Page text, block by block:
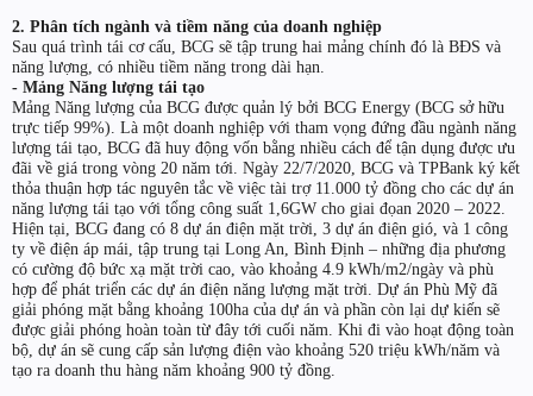
2. Phân tích ngành và tiềm năng của doanh nghiệp
Sau quá trình tái cơ cấu, BCG sẽ tập trung hai mảng chính đó là BĐS và
năng lượng, có nhiều tiềm năng trong dài hạn.
- Mảng Năng lượng tái tạo
Mảng Năng lượng của BCG được quản lý bởi BCG Energy (BCG sở hữu
trực tiếp 99%). Là một doanh nghiệp với tham vọng đứng đầu ngành năng
lượng tái tạo, BCG đã huy động vốn bằng nhiều cách để tận dụng được ưu
đãi về giá trong vòng 20 năm tới. Ngày 22/7/2020, BCG và TPBank ký kết
thỏa thuận hợp tác nguyên tắc về việc tài trợ 11.000 tỷ đồng cho các dự án
năng lượng tái tạo với tổng công suất 1,6GW cho giai đọan 2020 – 2022.
Hiện tại, BCG đang có 8 dự án điện mặt trời, 3 dự án điện gió, và 1 công
ty về điện áp mái, tập trung tại Long An, Bình Định – những địa phương
có cường độ bức xạ mặt trời cao, vào khoảng 4.9 kWh/m2/ngày và phù
hợp để phát triển các dự án điện năng lượng mặt trời. Dự án Phù Mỹ đã
giải phóng mặt bằng khoảng 100ha của dự án và phần còn lại dự kiến sẽ
được giải phóng hoàn toàn từ đây tới cuối năm. Khi đi vào hoạt động toàn
bộ, dự án sẽ cung cấp sản lượng điện vào khoảng 520 triệu kWh/năm và
tạo ra doanh thu hàng năm khoảng 900 tỷ đồng.